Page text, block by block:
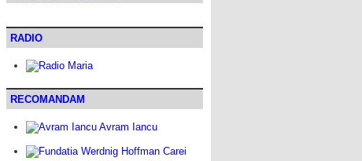
RADIO
RECOMANDAM
Avram Iancu